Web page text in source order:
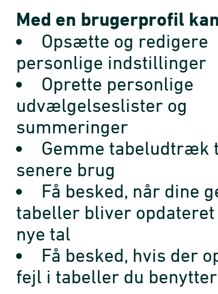
Med en brugerprofil
Opsætte og redigere
personlige indstillinger
Oprette personlige
udvælgelseslister og
summeringer
Gemme tabeludtræk
senere brug
Få besked, når dine
tabeller bliver opdateret
nye tal
Få besked, hvis der
fejl i tabeller du benytter